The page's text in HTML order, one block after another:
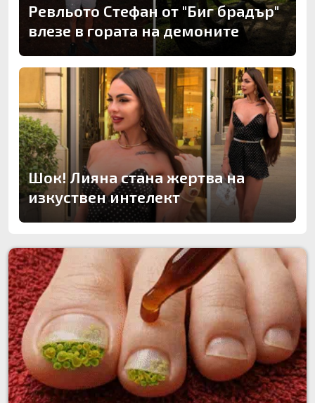
Ревльото Стефан от "Биг брадър"
влезе в гората на демоните
Шок! Лияна стана жертва на
изкуствен интелект